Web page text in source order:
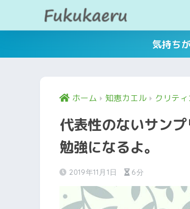
気持ち
ホーム 知恵カエル クリテ
代表性のないサン
勉強になるよ。
2019年11月1日 6分